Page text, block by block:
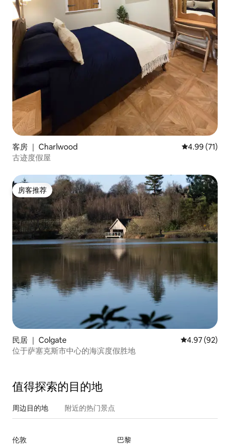
客房 ｜ Charlwood 平均评分
4.99 (71)
古迹度假屋
房客推荐
房客推荐
民居 ｜ Colgate 平均评分
4.97 (92)
位于萨塞克斯市中心的海滨度假胜地
值得探索的目的地
周边目的地 附近的热门景点
伦敦
巴黎